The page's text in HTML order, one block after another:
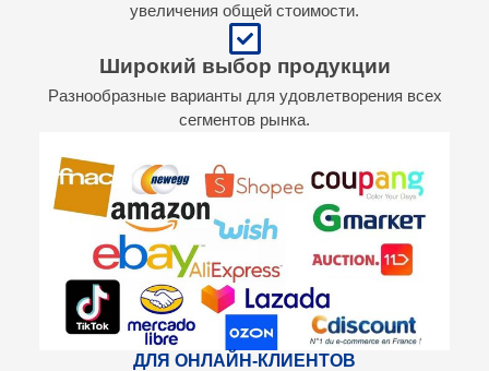
увеличения общей стоимости.
Широкий выбор продукции
Разнообразные варианты для удовлетворения всех
сегментов рынка.
ДЛЯ ОНЛАЙН-КЛИЕНТОВ